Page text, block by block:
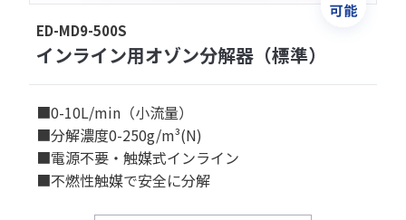
ED-MD9-500S
インライン用オゾン分解器（標準）
■0-10L/min（小流量）
■分解濃度0-250g/m³(N)
■電源不要・触媒式インライン
■不燃性触媒で安全に分解